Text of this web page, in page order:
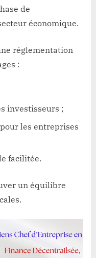
de
économique.
réglementation
:
investisseurs ;
les entreprises
facilitée.
un équilibre